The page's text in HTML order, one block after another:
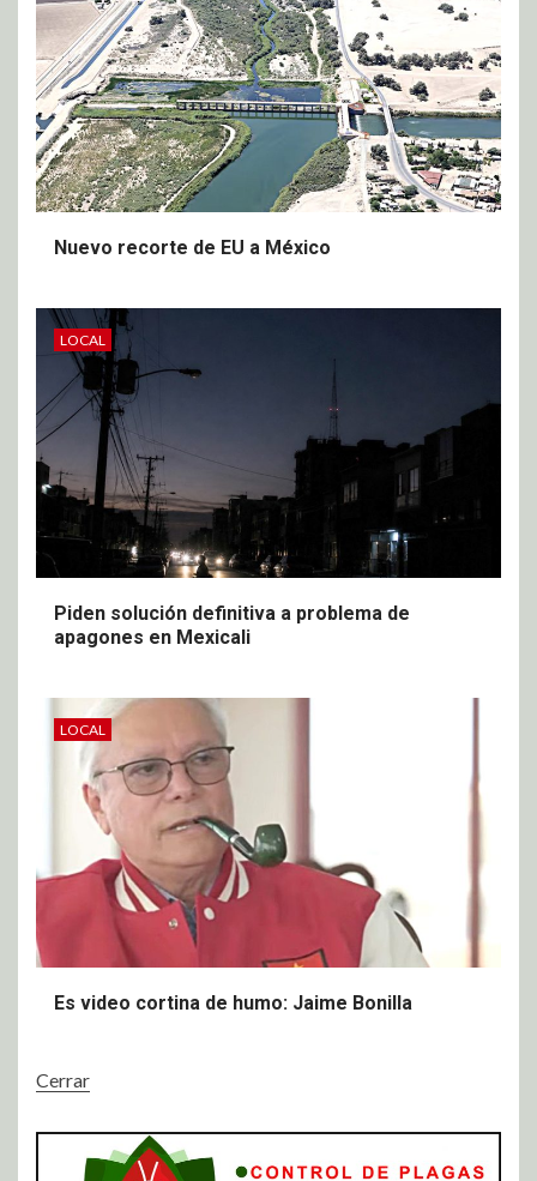
Nuevo recorte de EU a México
LOCAL
Piden solución definitiva a problema de
apagones en Mexicali
LOCAL
Es video cortina de humo: Jaime Bonilla
Cerrar